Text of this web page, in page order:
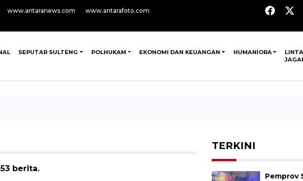
www.antaranews.com www.antarafoto.com
SEPUTAR SULTENG POLHUKAM EKONOMI DAN KEUANGAN HUMANIORA
berita.
TERKINI
Pemprov